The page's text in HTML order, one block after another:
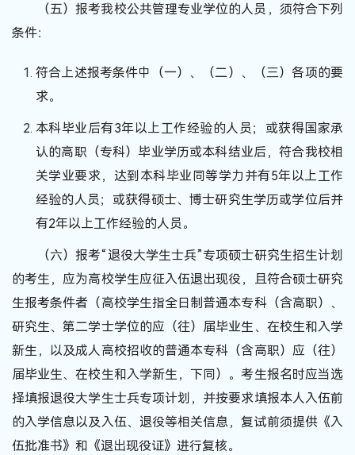
（五）报考我校公共管理专业学位的人员，须符合下列
条件：
符合上述报考条件中（一）、（二）、（三）各项的要
求。
本科毕业后有3年以上工作经验的人员；或获得国家承
认的高职（专科）毕业学历或本科结业后，符合我校相
关学业要求，达到本科毕业同等学力并有5年以上工作
经验的人员；或获得硕士、博士研究生学历或学位后并
有2年以上工作经验的人员。
（六）报考“退役大学生士兵”专项硕士研究生招生计划
的考生，应为高校学生应征入伍退出现役，且符合硕士研究
生报考条件者（高校学生指全日制普通本专科（含高职）、
研究生、第二学士学位的应（往）届毕业生、在校生和入学
新生，以及成人高校招收的普通本专科（含高职）应（往）
届毕业生、在校生和入学新生，下同）。考生报名时应当选
择填报退役大学生士兵专项计划，并按要求填报本人入伍前
的入学信息以及入伍、退役等相关信息，复试前须提供《入
伍批准书》和《退出现役证》进行复核。